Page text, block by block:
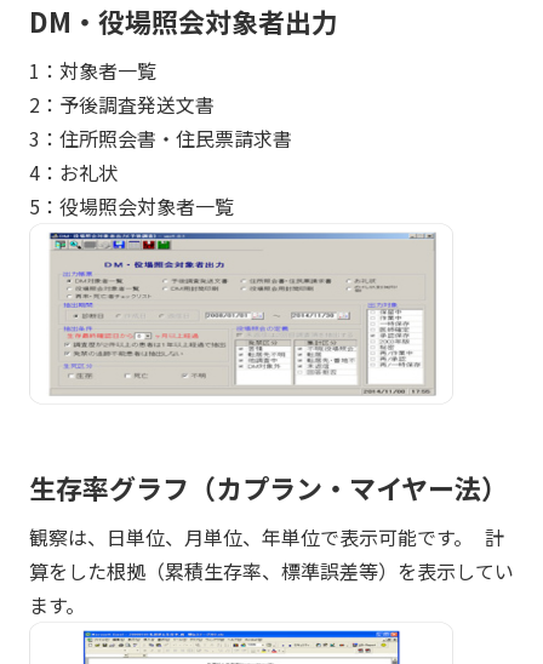
DM・役場照会対象者出力
1：対象者一覧
2：予後調査発送文書
3：住所照会書・住民票請求書
4：お礼状
5：役場照会対象者一覧
生存率グラフ（カプラン・マイヤー法）
観察は、日単位、月単位、年単位で表示可能です。 計
算をした根拠（累積生存率、標準誤差等）を表示してい
ます。